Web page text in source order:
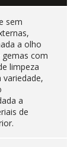
sem
a olho
gemas com
limpeza
variedade,
a
de